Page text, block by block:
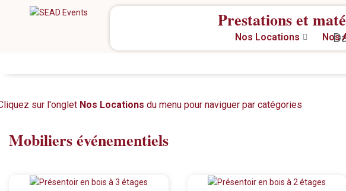
Prestations et
Nos Locations
Nos
sur l'onglet Nos Locations du menu pour naviguer par catégories
Mobiliers événementiels